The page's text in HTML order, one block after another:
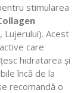
stimularea
Lujerului). Acest
care
hidratarea și
încă de la
recomandă o